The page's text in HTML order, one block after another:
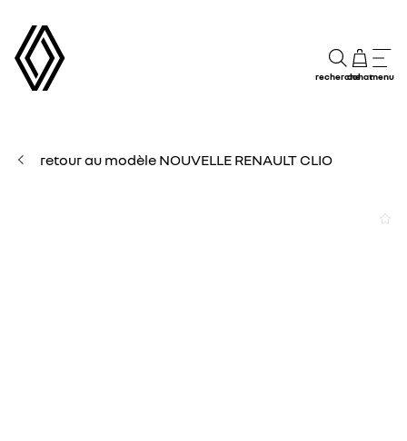
rechercheachatmenu
retour au modèle NOUVELLE RENAULT CLIO